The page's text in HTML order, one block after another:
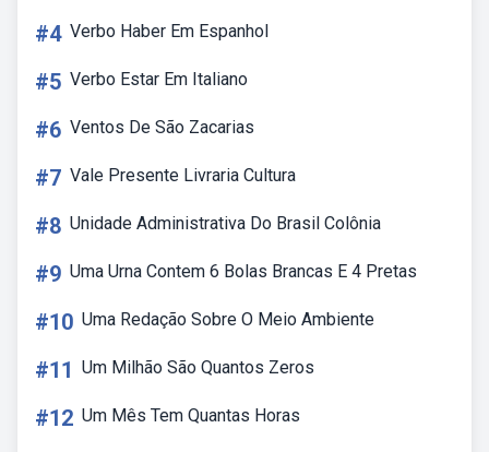
#4 Verbo Haber Em Espanhol
#5 Verbo Estar Em Italiano
#6 Ventos De São Zacarias
#7 Vale Presente Livraria Cultura
#8 Unidade Administrativa Do Brasil Colônia
#9 Uma Urna Contem 6 Bolas Brancas E 4 Pretas
#10 Uma Redação Sobre O Meio Ambiente
#11 Um Milhão São Quantos Zeros
#12 Um Mês Tem Quantas Horas